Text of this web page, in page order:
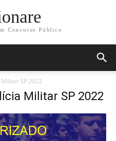
Concurso Público
SP 2022
Militar SP 2022